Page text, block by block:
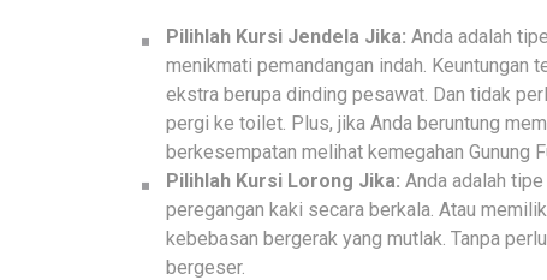
Pilihlah Kursi Jendela Jika: Anda adalah
menikmati pemandangan indah. Keuntungan
ekstra berupa dinding pesawat. Dan tidak
pergi ke toilet. Plus, jika Anda beruntung
berkesempatan melihat kemegahan Gunung
Pilihlah Kursi Lorong Jika: Anda adalah
peregangan kaki secara berkala. Atau
kebebasan bergerak yang mutlak. Tanpa
bergeser.